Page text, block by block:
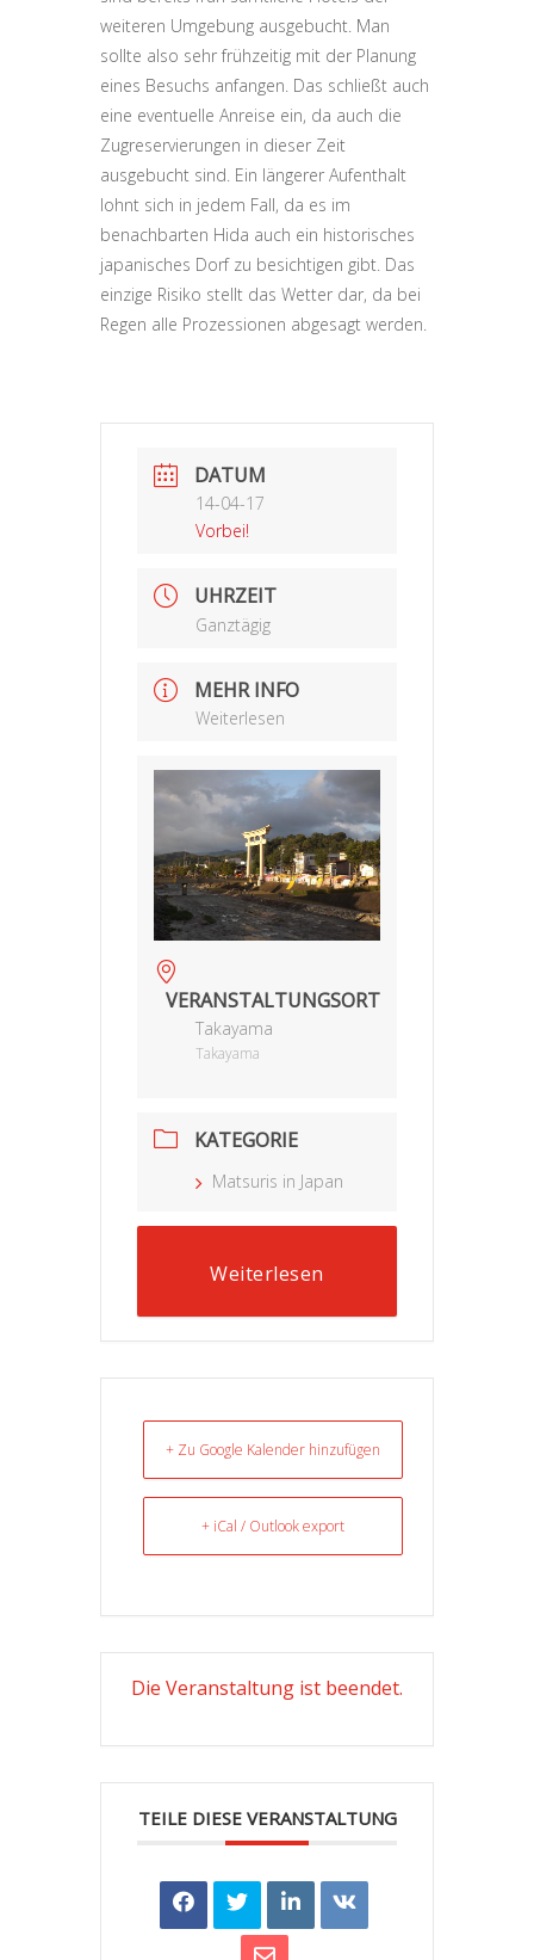
weiteren Umgebung ausgebucht. Man
sollte also sehr frühzeitig mit der Planung
eines Besuchs anfangen. Das schließt auch
eine eventuelle Anreise ein, da auch die
Zugreservierungen in dieser Zeit
ausgebucht sind. Ein längerer Aufenthalt
lohnt sich in jedem Fall, da es im
benachbarten Hida auch ein historisches
japanisches Dorf zu besichtigen gibt. Das
einzige Risiko stellt das Wetter dar, da bei
Regen alle Prozessionen abgesagt werden.
DATUM
14-04-17
Vorbei!
UHRZEIT
Ganztägig
MEHR INFO
Weiterlesen
VERANSTALTUNGSORT
Takayama
Takayama
KATEGORIE
Matsuris in Japan
Weiterlesen
+ Zu Google Kalender hinzufügen
+ iCal / Outlook export
Die Veranstaltung ist beendet.
TEILE DIESE VERANSTALTUNG